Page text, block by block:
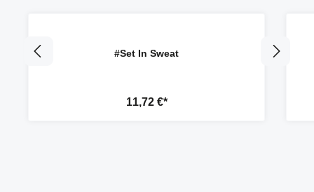
#Set In Sweat
11,72 €*